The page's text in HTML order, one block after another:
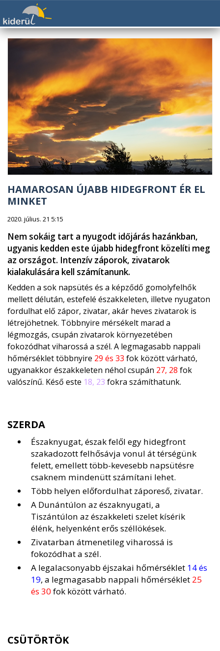
HAMAROSAN ÚJABB HIDEGFRONT ÉR EL
MINKET
2020. július. 21 5:15
Nem sokáig tart a nyugodt időjárás hazánkban,
ugyanis kedden este újabb hidegfront közelíti meg
az országot. Intenzív záporok, zivatarok
kialakulására kell számítanunk.
Kedden a sok napsütés és a képződő gomolyfelhők
mellett délután, estefelé északkeleten, illetve nyugaton
fordulhat elő zápor, zivatar, akár heves zivatarok is
létrejöhetnek. Többnyire mérsékelt marad a
légmozgás, csupán zivatarok környezetében
fokozódhat viharossá a szél. A legmagasabb nappali
hőmérséklet többnyire 29 és 33 fok között várható,
ugyanakkor északkeleten néhol csupán 27, 28 fok
valószínű. Késő este 18, 23 fokra számíthatunk.
SZERDA
Északnyugat, észak felől egy hidegfront
szakadozott felhősávja vonul át térségünk
felett, emellett több-kevesebb napsütésre
csaknem mindenütt számítani lehet.
Több helyen előfordulhat záporeső, zivatar.
A Dunántúlon az északnyugati, a
Tiszántúlon az északkeleti szelet kísérik
élénk, helyenként erős széllökések.
Zivatarban átmenetileg viharossá is
fokozódhat a szél.
A legalacsonyabb éjszakai hőmérséklet 14 és
19, a legmagasabb nappali hőmérséklet 25
és 30fok között várható.
CSÜTÖRTÖK